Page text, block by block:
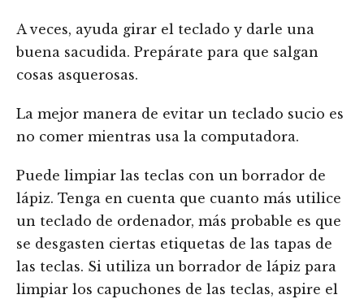
A veces, ayuda girar el teclado y darle una
buena sacudida. Prepárate para que salgan
cosas asquerosas.
La mejor manera de evitar un teclado sucio es
no comer mientras usa la computadora.
Puede limpiar las teclas con un borrador de
lápiz. Tenga en cuenta que cuanto más utilice
un teclado de ordenador, más probable es que
se desgasten ciertas etiquetas de las tapas de
las teclas. Si utiliza un borrador de lápiz para
limpiar los capuchones de las teclas, aspire el